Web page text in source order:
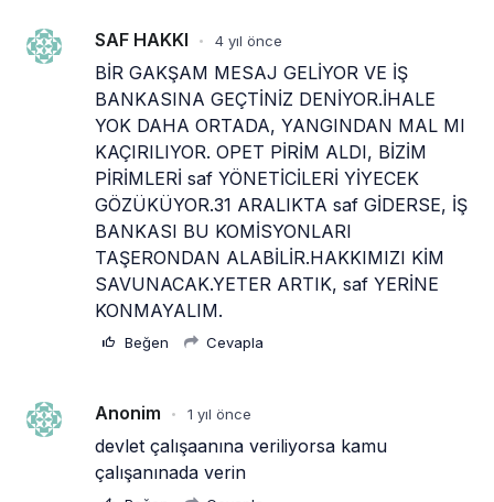
SAF HAKKI • 4 yıl önce
BİR GAKŞAM MESAJ GELİYOR VE İŞ
BANKASINA GEÇTİNİZ DENİYOR.İHALE
YOK DAHA ORTADA, YANGINDAN MAL MI
KAÇIRILIYOR. OPET PİRİM ALDI, BİZİM
PİRİMLERİ saf YÖNETİCİLERİ YİYECEK
GÖZÜKÜYOR.31 ARALIKTA saf GİDERSE, İŞ
BANKASI BU KOMİSYONLARI
TAŞERONDAN ALABİLİR.HAKKIMIZI KİM
SAVUNACAK.YETER ARTIK, saf YERİNE
KONMAYALIM.
Beğen Cevapla
Anonim • 1 yıl önce
devlet çalışaanına veriliyorsa kamu
çalışanınada verin